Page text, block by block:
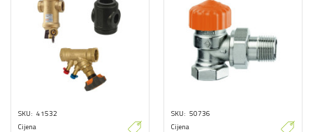
SKU 41532
Cijena
SKU 50736
Cijena